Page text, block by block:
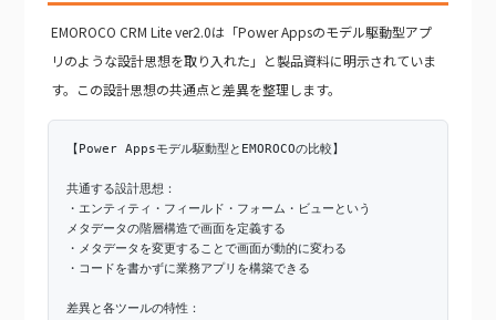
EMOROCO CRM Lite ver2.0は「Power Appsのモデル駆動型アプ
リのような設計思想を取り入れた」と製品資料に明示されていま
す。この設計思想の共通点と差異を整理します。
【Power Appsモデル駆動型とEMOROCOの比較】
共通する設計思想：
・エンティティ・フィールド・フォーム・ビューという
メタデータの階層構造で画面を定義する
・メタデータを変更することで画面が動的に変わる
・コードを書かずに業務アプリを構築できる
差異と各ツールの特性：